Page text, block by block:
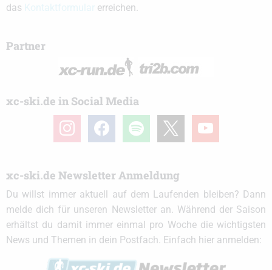
das
erreichen.
Partner
xc-ski.de in Social Media
instagramfacebook spotify youtube
xc-ski.de Newsletter Anmeldung
Du willst immer aktuell auf dem Laufenden bleiben? Dann
melde dich für unseren Newsletter an. Während der Saison
erhältst du damit immer einmal pro Woche die wichtigsten
News und Themen in dein Postfach. Einfach hier anmelden: